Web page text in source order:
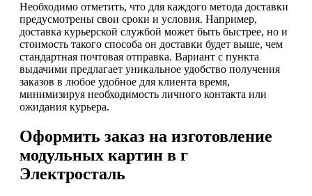
Необходимо отметить, что для каждого метода доставки
предусмотрены свои сроки и условия. Например,
доставка курьерской службой может быть быстрее, но и
стоимость такого способа он доставки будет выше, чем
стандартная почтовая отправка. Вариант с пункта
выдачими предлагает уникальное удобство получения
заказов в любое удобное для клиента время,
минимизируя необходимость личного контакта или
ожидания курьера.
Оформить заказ на изготовление
модульных картин в г
Электросталь